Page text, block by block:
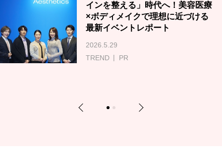
インを整える」時代へ！美容医療
×ボディメイクで理想に近づける
最新イベントレポート
2026.5.29
TREND
PR
Previous 1 2 Next